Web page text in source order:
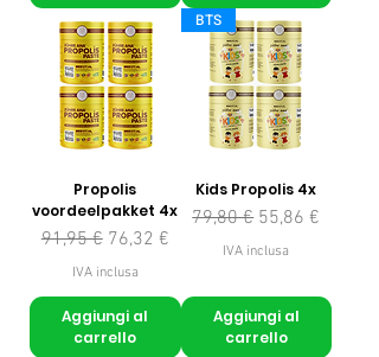
Propolis
voordeelpakket 4x
Prezzo regolare
91,95 € Prezzo scontato
76,32 €
IVA inclusa
Aggiungi al
carrello
BTS
Kids Propolis 4x
Prezzo regolare
79,80 € Prezzo scontato
55,86 €
IVA inclusa
Aggiungi al
carrello